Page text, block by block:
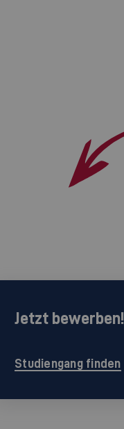
Jetzt bewerben!
Studiengang finden